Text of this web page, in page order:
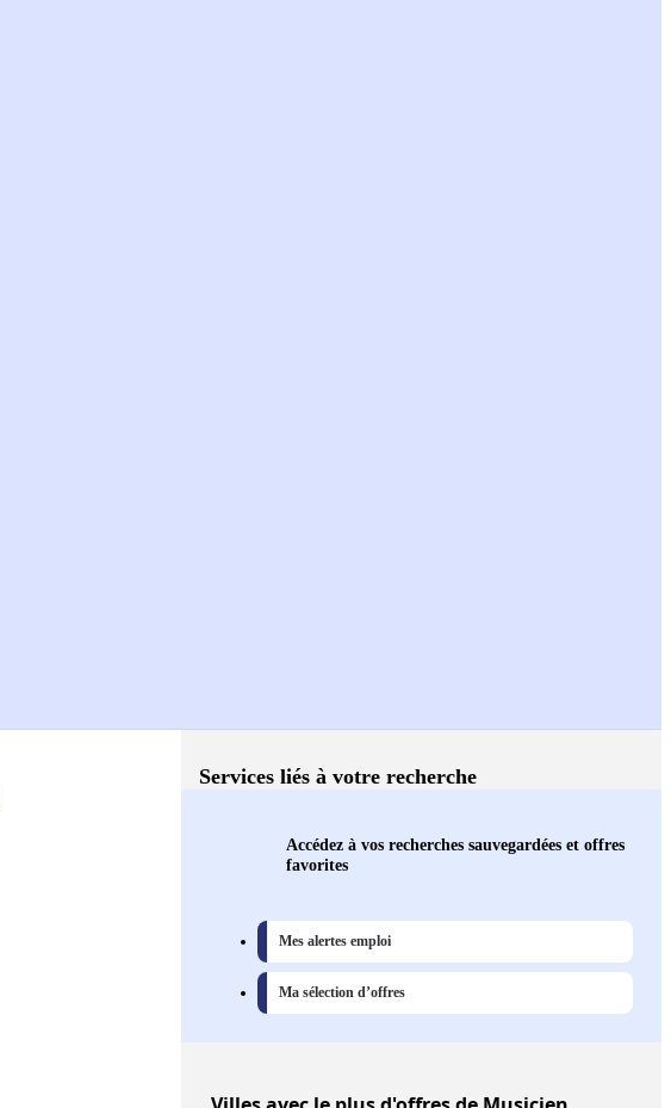
Services liés à votre recherche
Accédez à vos recherches sauvegardées et offres
favorites
Mes alertes emploi
Ma sélection d’offres